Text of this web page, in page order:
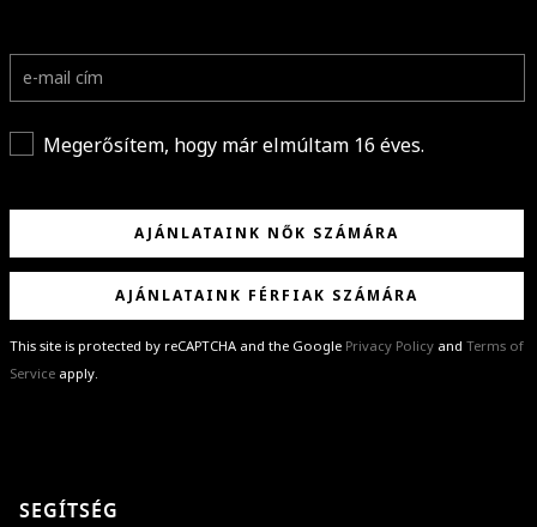
Megerősítem, hogy már elmúltam 16 éves.
AJÁNLATAINK NŐK SZÁMÁRA
AJÁNLATAINK FÉRFIAK SZÁMÁRA
This site is protected by reCAPTCHA and the Google Privacy Policy and Terms of
Service apply.
különleges ajánlatainkat és stílustippjeinket!
SEGÍTSÉG